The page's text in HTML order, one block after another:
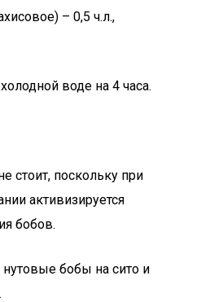
– 0,5 ч.л.,
воде на 4 часа.
стоит, поскольку при
активизируется
бобов.
бобы на сито и